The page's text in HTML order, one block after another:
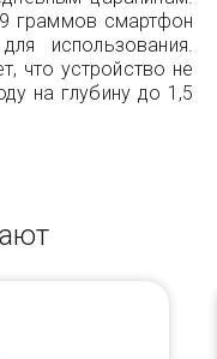
граммов смартфон
использования.
что устройство не
на глубину до 1,5